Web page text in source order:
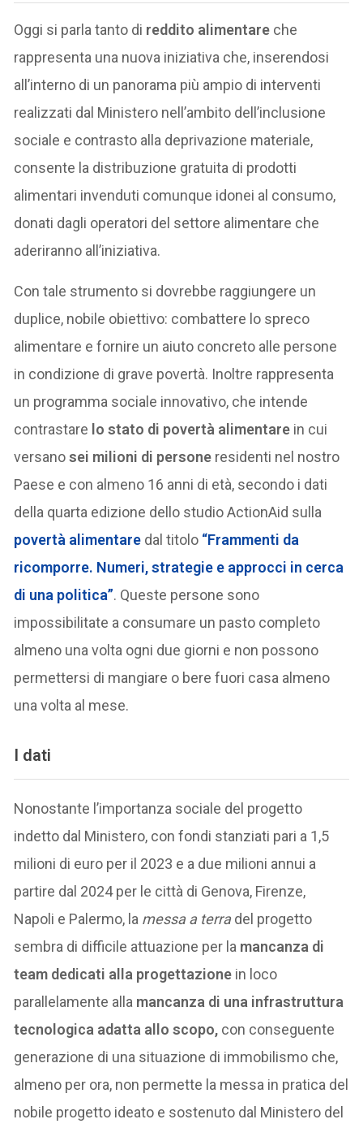
Oggi si parla tanto di reddito alimentare che
rappresenta una nuova iniziativa che, inserendosi
all’interno di un panorama più ampio di interventi
realizzati dal Ministero nell’ambito dell’inclusione
sociale e contrasto alla deprivazione materiale,
consente la distribuzione gratuita di prodotti
alimentari invenduti comunque idonei al consumo,
donati dagli operatori del settore alimentare che
aderiranno all’iniziativa.
Con tale strumento si dovrebbe raggiungere un
duplice, nobile obiettivo: combattere lo spreco
alimentare e fornire un aiuto concreto alle persone
in condizione di grave povertà. Inoltre rappresenta
un programma sociale innovativo, che intende
contrastare lo stato di povertà alimentare in cui
versanosei milioni di persone residenti nel nostro
Paese e con almeno 16 anni di età, secondo i dati
della quarta edizione dello studio ActionAid sulla
povertà alimentare dal titolo “Frammenti da
ricomporre. Numeri, strategie e approcci in cerca
di una politica”. Queste persone sono
impossibilitate a consumare un pasto completo
almeno una volta ogni due giorni e non possono
permettersi di mangiare o bere fuori casa almeno
una volta al mese.
I dati
Nonostante l’importanza sociale del progetto
indetto dal Ministero, con fondi stanziati pari a 1,5
milioni di euro per il 2023 e a due milioni annui a
partire dal 2024 per le città di Genova, Firenze,
Napoli e Palermo, la messa a terradel progetto
sembra di difficile attuazione per la mancanza di
team dedicati alla progettazione in loco
parallelamente alla mancanza di una infrastruttura
tecnologica adatta allo scopo, con conseguente
generazione di una situazione di immobilismo che,
almeno per ora, non permette la messa in pratica del
nobile progetto ideato e sostenuto dal Ministero del